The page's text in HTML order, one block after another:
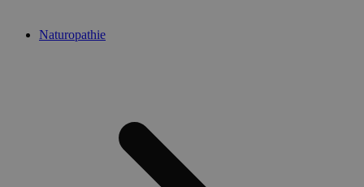
Naturopathie